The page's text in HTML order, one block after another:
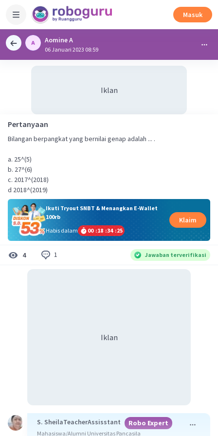
Masuk
Aomine A
06 Januari 2023 08:59
Iklan
Pertanyaan
Bilangan berpangkat yang bernilai genap adalah ... .
a. 25^(5)
b. 27^(6)
c. 2017^(2018)
d 2018^(2019)
Ikuti Tryout SNBT & Menangkan E-Wallet
100rb
Habis dalam
00 :18 :34 :25
Klaim
4 1 Jawaban terverifikasi
Iklan
S. SheilaTeacherAssisstant Robo Expert
Mahasiswa/Alumni Universitas Pancasila